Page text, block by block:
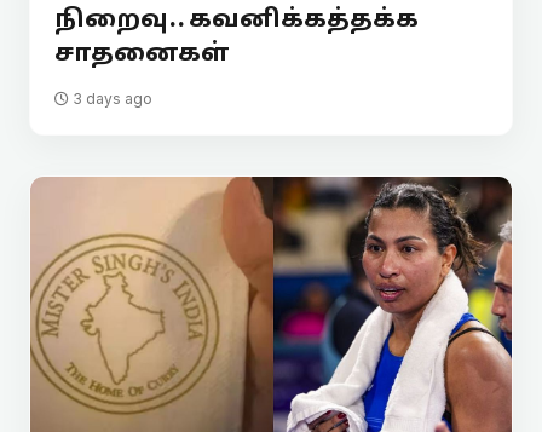
நிறைவு.. கவனிக்கத்தக்க
சாதனைகள்
3 days ago